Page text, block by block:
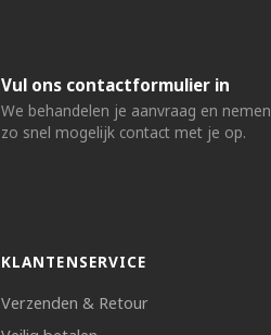
Vul ons contactformulier in
We behandelen je aanvraag en nemen
zo snel mogelijk contact met je op.
KLANTENSERVICE
Verzenden & Retour